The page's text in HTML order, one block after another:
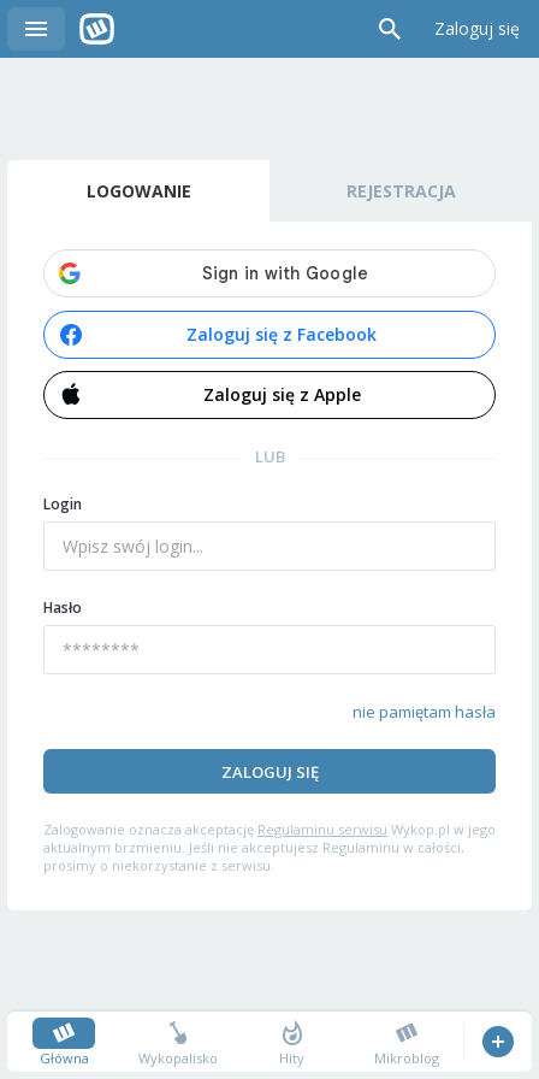
Zaloguj się
LOGOWANIE REJESTRACJA
Zaloguj się z Facebook
Zaloguj się z Apple
LUB
Login
Hasło
nie pamiętam hasła
ZALOGUJ SIĘ
Zalogowanie oznacza akceptację Regulaminu serwisu Wykop.pl w jego
aktualnym brzmieniu. Jeśli nie akceptujesz Regulaminu w całości,
prosimy o niekorzystanie z serwisu.
Główna Wykopalisko Hity Mikroblog